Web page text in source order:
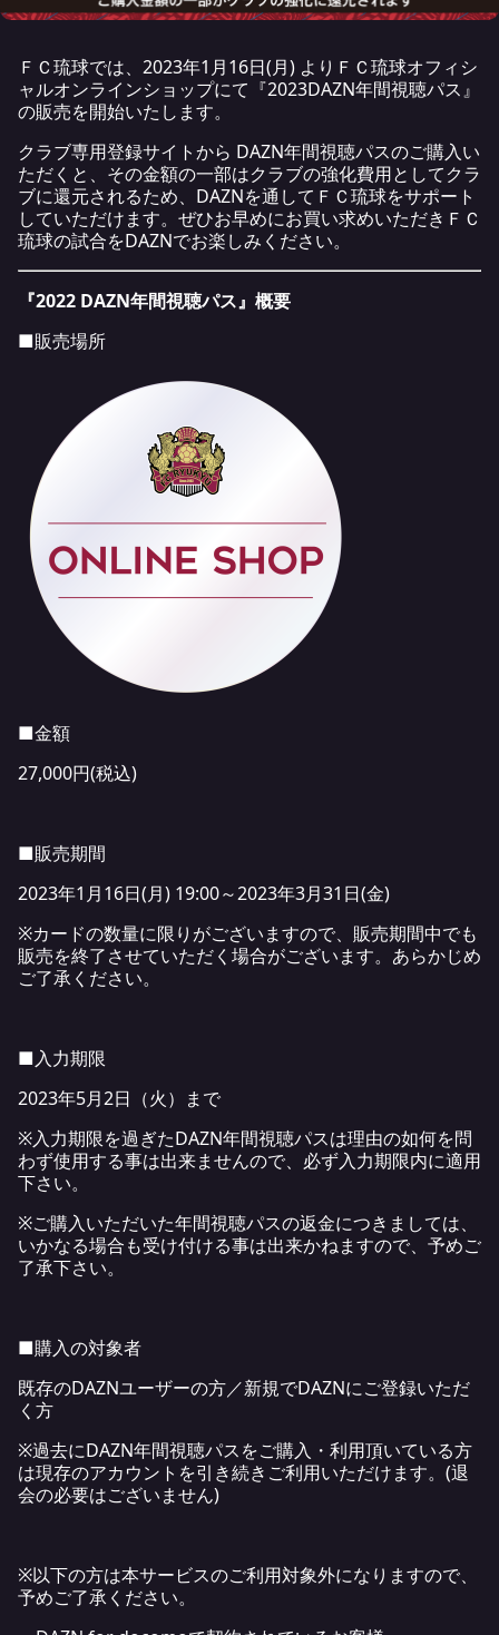
ＦＣ琉球では、2023年1月16日(月) よりＦＣ琉球オフィシ
ャルオンラインショップにて『2023DAZN年間視聴パス』
の販売を開始いたします。
クラブ専用登録サイトから DAZN年間視聴パスのご購入い
ただくと、その金額の一部はクラブの強化費用としてクラ
ブに還元されるため、DAZNを通してＦＣ琉球をサポート
していただけます。ぜひお早めにお買い求めいただきＦＣ
琉球の試合をDAZNでお楽しみください。
『2022 DAZN年間視聴パス』概要
■販売場所
■金額
27,000円(税込)
■販売期間
2023年1月16日(月) 19:00～2023年3月31日(金)
※カードの数量に限りがございますので、販売期間中でも
販売を終了させていただく場合がございます。あらかじめ
ご了承ください。
■入力期限
2023年5月2日（火）まで
※入力期限を過ぎたDAZN年間視聴パスは理由の如何を問
わず使用する事は出来ませんので、必ず入力期限内に適用
下さい。
※ご購入いただいた年間視聴パスの返金につきましては、
いかなる場合も受け付ける事は出来かねますので、予めご
了承下さい。
■購入の対象者
既存のDAZNユーザーの方／新規でDAZNにご登録いただ
く方
※過去にDAZN年間視聴パスをご購入・利用頂いている方
は現存のアカウントを引き続きご利用いただけます。(退
会の必要はございません)
※以下の方は本サービスのご利用対象外になりますので、
予めご了承ください。